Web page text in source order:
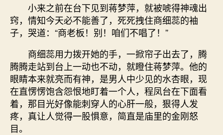
小来之前在台下见到蒋梦萍，就被唬得神魂出
窍，情知今天必不能善了，死死拽住商细蕊的袖
子，哭道：“商老板！别！咱们不唱了！”
商细蕊用力拨开她的手，一掀帘子出去了，腾
腾腾走站到台上一动也不动，就瞪住蒋梦萍。他的
眼睛本来就亮而有神，是男人中少见的水杏眼，现
在直愣愣饱含怨恨地盯着一个人，程凤台在下面看
着，那目光好像能刺穿人的心肝一般，狠得人发
疼，真让人觉得一股惧意，简直是庙里的金刚怒
目。